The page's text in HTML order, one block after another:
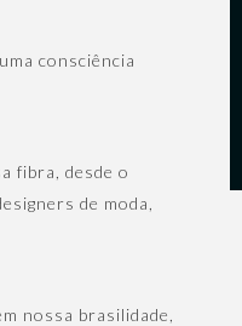
consciência
fibra, desde o
de moda,
nossa brasilidade,